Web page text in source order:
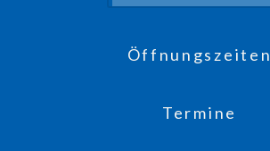
Öffnungszeiten
Termine